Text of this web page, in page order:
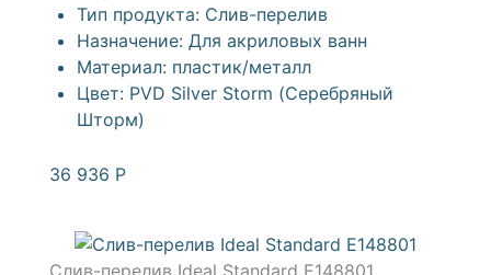
Тип продукта: Слив-перелив
Назначение: Для акриловых ванн
Материал: пластик/металл
Цвет: PVD Silver Storm (Серебряный
Шторм)
36 936 Р